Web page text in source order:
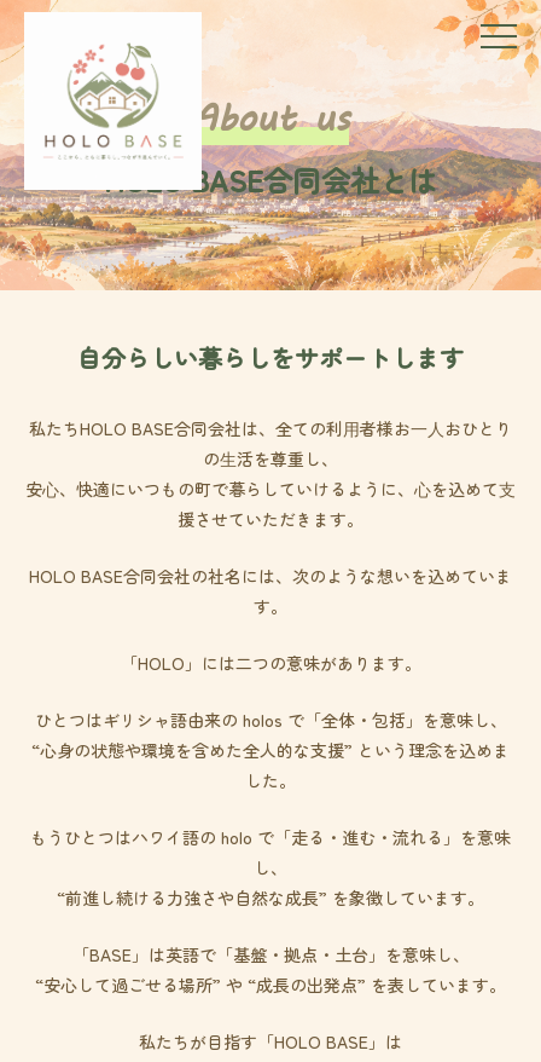
About us
HOLO BASE合同会社とは
自分らしい暮らしをサポートします
私たちHOLO BASE合同会社は、全ての利⽤者様お⼀⼈おひとり
の⽣活を尊重し、
安⼼、快適にいつもの町で暮らしていけるように、⼼を込めて⽀
援させていただきます。
HOLO BASE合同会社の社名には、次のような想いを込めていま
す。
「HOLO」には二つの意味があります。
ひとつはギリシャ語由来の holos で「全体・包括」を意味し、
“心身の状態や環境を含めた全人的な支援” という理念を込めま
した。
もうひとつはハワイ語の holo で「走る・進む・流れる」を意味
し、
“前進し続ける力強さや自然な成長” を象徴しています。
「BASE」は英語で「基盤・拠点・土台」を意味し、
“安心して過ごせる場所” や “成長の出発点” を表しています。
私たちが目指す「HOLO BASE」は